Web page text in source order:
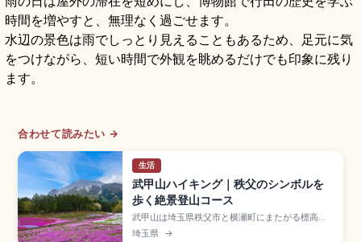
時間を増やすと、無理なく過ごせます。
水辺の景色は雨でしっとり見えることもあるため、足元に気
をつけながら、短い時間で外観を眺めるだけでも印象に残り
ます。
合わせて読みたい →
生活
武甲山ハイキング｜秩父のシンボルを
歩く絶景登山コース
武甲山は埼玉県秩父市と横瀬町にまたがる標高
1,304mの名峰で、秩父神社の神奈備山として信
埼玉県 →